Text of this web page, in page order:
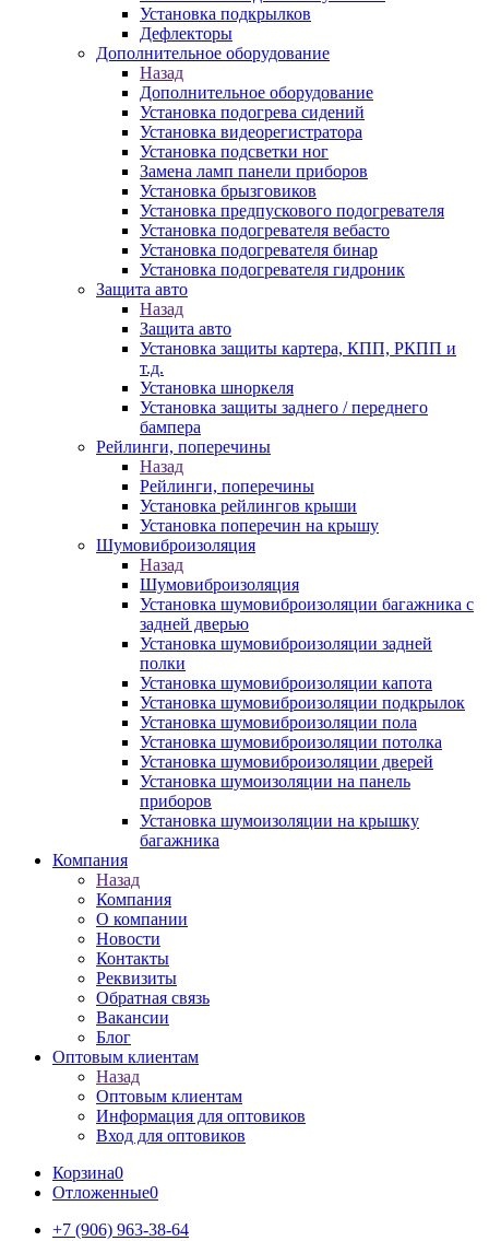
Установка подкрылков
Дефлекторы
Дополнительное оборудование
Назад
Дополнительное оборудование
Установка подогрева сидений
Установка видеорегистратора
Установка подсветки ног
Замена ламп панели приборов
Установка брызговиков
Установка предпускового подогревателя
Установка подогревателя вебасто
Установка подогревателя бинар
Установка подогревателя гидроник
Защита авто
Назад
Защита авто
Установка защиты картера, КПП, РКПП и
т.д.
Установка шноркеля
Установка защиты заднего / переднего
бампера
Рейлинги, поперечины
Назад
Рейлинги, поперечины
Установка рейлингов крыши
Установка поперечин на крышу
Шумовиброизоляция
Назад
Шумовиброизоляция
Установка шумовиброизоляции багажника с
задней дверью
Установка шумовиброизоляции задней
полки
Установка шумовиброизоляции капота
Установка шумовиброизоляции подкрылок
Установка шумовиброизоляции пола
Установка шумовиброизоляции потолка
Установка шумовиброизоляции дверей
Установка шумоизоляции на панель
приборов
Установка шумоизоляции на крышку
багажника
Компания
Назад
Компания
О компании
Новости
Контакты
Реквизиты
Обратная связь
Вакансии
Блог
Оптовым клиентам
Назад
Оптовым клиентам
Информация для оптовиков
Вход для оптовиков
Корзина0
Отложенные0
+7 (906) 963-38-64